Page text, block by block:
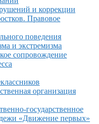
и коррекции
Правовое
поведения
и экстремизма
сопровождение
организация
государственное
«Движение первых»